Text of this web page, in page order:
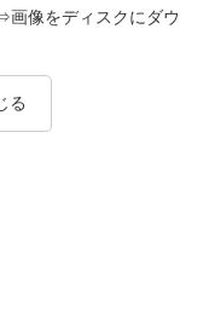
像をディスクにダウ
る